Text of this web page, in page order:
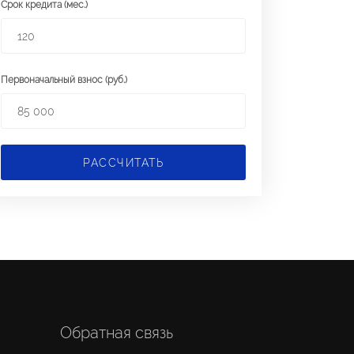
Срок кредита (мес.)
Первоначальный взнос (руб.)
РАССЧИТАТЬ
Обратная связь